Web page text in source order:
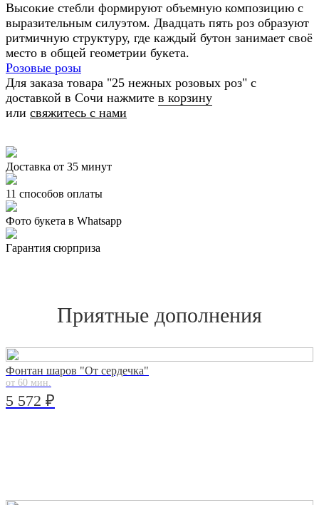
Высокие стебли формируют объемную композицию с
выразительным силуэтом. Двадцать пять роз образуют
ритмичную структуру, где каждый бутон занимает своё
место в общей геометрии букета.
Розовые розы
Для заказа товара "25 нежных розовых роз" с
доставкой в Сочи нажмите в корзину
или свяжитесь с нами
Доставка от 35 минут
11 способов оплаты
Фото букета в Whatsapp
Гарантия сюрприза
Приятные дополнения
Фонтан шаров "От сердечка"
от 60 мин.
5 572 ₽